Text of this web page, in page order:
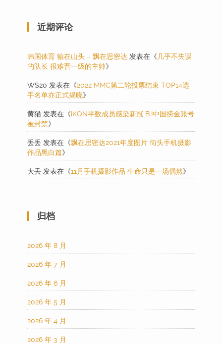
近期评论
韩国体育 输在山头 – 飘在思密达 发表在《 几乎不失误
的队长 很难晋一级的主帅》
WS20 发表在《2022 MMC第二轮投票结束 TOP14选
手名单亦正式揭晓》
黄猫 发表在《iKON半数成员感染新冠 B.I中国捞金账号
被封禁》
丢丢 发表在《飘在思密达2021年度图片 街头手机摄影
作品黑白篇》
大丢 发表在《11月手机摄影作品 生命只是一场偶然》
归档
2026 年 8 月
2026 年 7 月
2026 年 6 月
2026 年 5 月
2026 年 4 月
2026 年 3 月